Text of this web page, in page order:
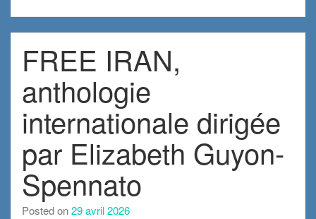
FREE IRAN,
anthologie
internationale dirigée
par Elizabeth Guyon-
Spennato
Posted on29 avril 2026